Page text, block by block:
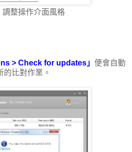
調整操作介面風格
> Check for updates」 便會自動
的比對作業。